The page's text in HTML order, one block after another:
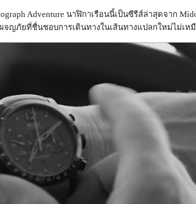
Adventure นาฬิกาเรือนนี้เป็นซีรีส์ล่าสุดจาก
ญภัยที่ชื่นชอบการเดินทางในเส้นทางแปลกใหม่ไม่เห